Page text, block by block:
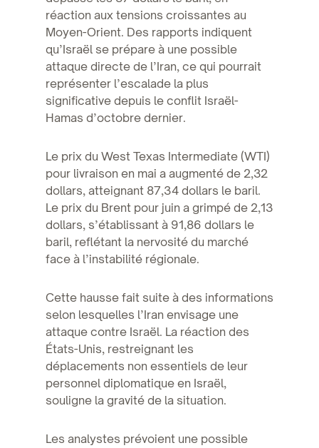
réaction aux tensions croissantes au
Moyen-Orient. Des rapports indiquent
qu’Israël se prépare à une possible
attaque directe de l’Iran, ce qui pourrait
représenter l’escalade la plus
significative depuis le conflit Israël-
Hamas d’octobre dernier.
Le prix du West Texas Intermediate (WTI)
pour livraison en mai a augmenté de 2,32
dollars, atteignant 87,34 dollars le baril.
Le prix du Brent pour juin a grimpé de 2,13
dollars, s’établissant à 91,86 dollars le
baril, reflétant la nervosité du marché
face à l’instabilité régionale.
Cette hausse fait suite à des informations
selon lesquelles l’Iran envisage une
attaque contre Israël. La réaction des
États-Unis, restreignant les
déplacements non essentiels de leur
personnel diplomatique en Israël,
souligne la gravité de la situation.
Les analystes prévoient une possible